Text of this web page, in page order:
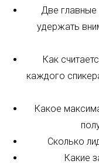
Две
удержать
Как
каждого
Какое
Сколько
Какие